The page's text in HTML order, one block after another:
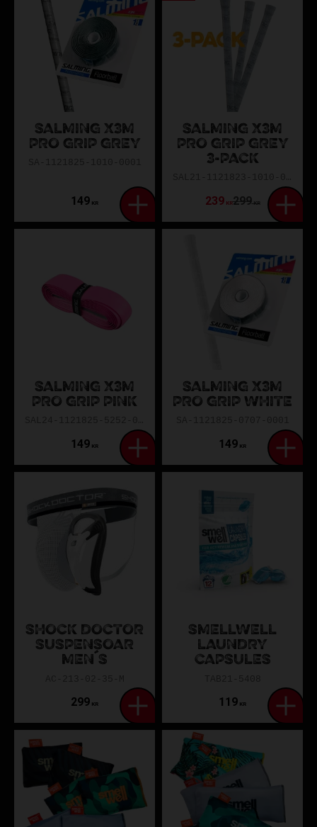
SALMING X3M
PRO GRIP GREY
149 KR
SALMING X3M
PRO GRIP GREY
3-PACK
239KR299KR
SALMING X3M
PRO GRIP PINK
149 KR
SALMING X3M
PRO GRIP WHITE
149 KR
SHOCK DOCTOR
SUSPENSOAR
MEN´S
299 KR
SMELLWELL
LAUNDRY
CAPSULES
119 KR